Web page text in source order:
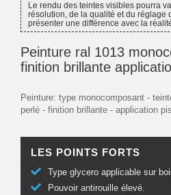
Le rendu des teintes visibles pourra
résolution, de la qualité et du réglage
présenter une différence avec la
Peinture ral 1013
finition brillante
Peinture: type monocomposant -
perlé - finition brillante - application
LES POINTS FORTS
Type glycero applicable sur
Pouvoir antirouille élevé.